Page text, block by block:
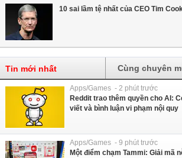
10 sai lầm tệ nhất của CEO Tim
Tin mới nhất Cùng chuyên
Apps/Games - 2 phút trước
Reddit trao thêm quyền cho AI:
viết và bình luận vi phạm nội quy
Apps/Games - 9 phút trước
Một điểm chạm Tammi: Giải mã